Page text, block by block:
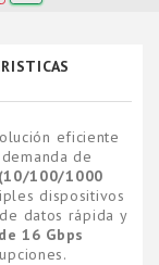
eficiente
de
100/1000
dispositivos
datos rápida y
16 Gbps